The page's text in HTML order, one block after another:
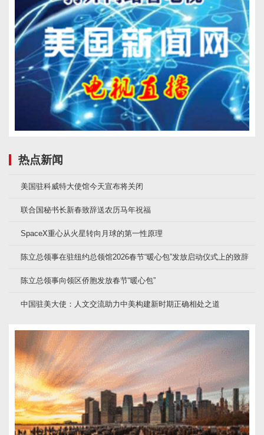
热点新闻
美国驻科威特大使馆今天宣布将关闭
联合国秘书长新春致辞送农历马年祝福
SpaceX重心从火星转向月球的第一性原理
陈立总领事在驻纽约总领馆2026春节“暖心包”发放启动仪式上的致辞
陈立总领事向领区侨胞发放春节“暖心包”
中国驻美大使：人文交流助力中美构建新时期正确相处之道